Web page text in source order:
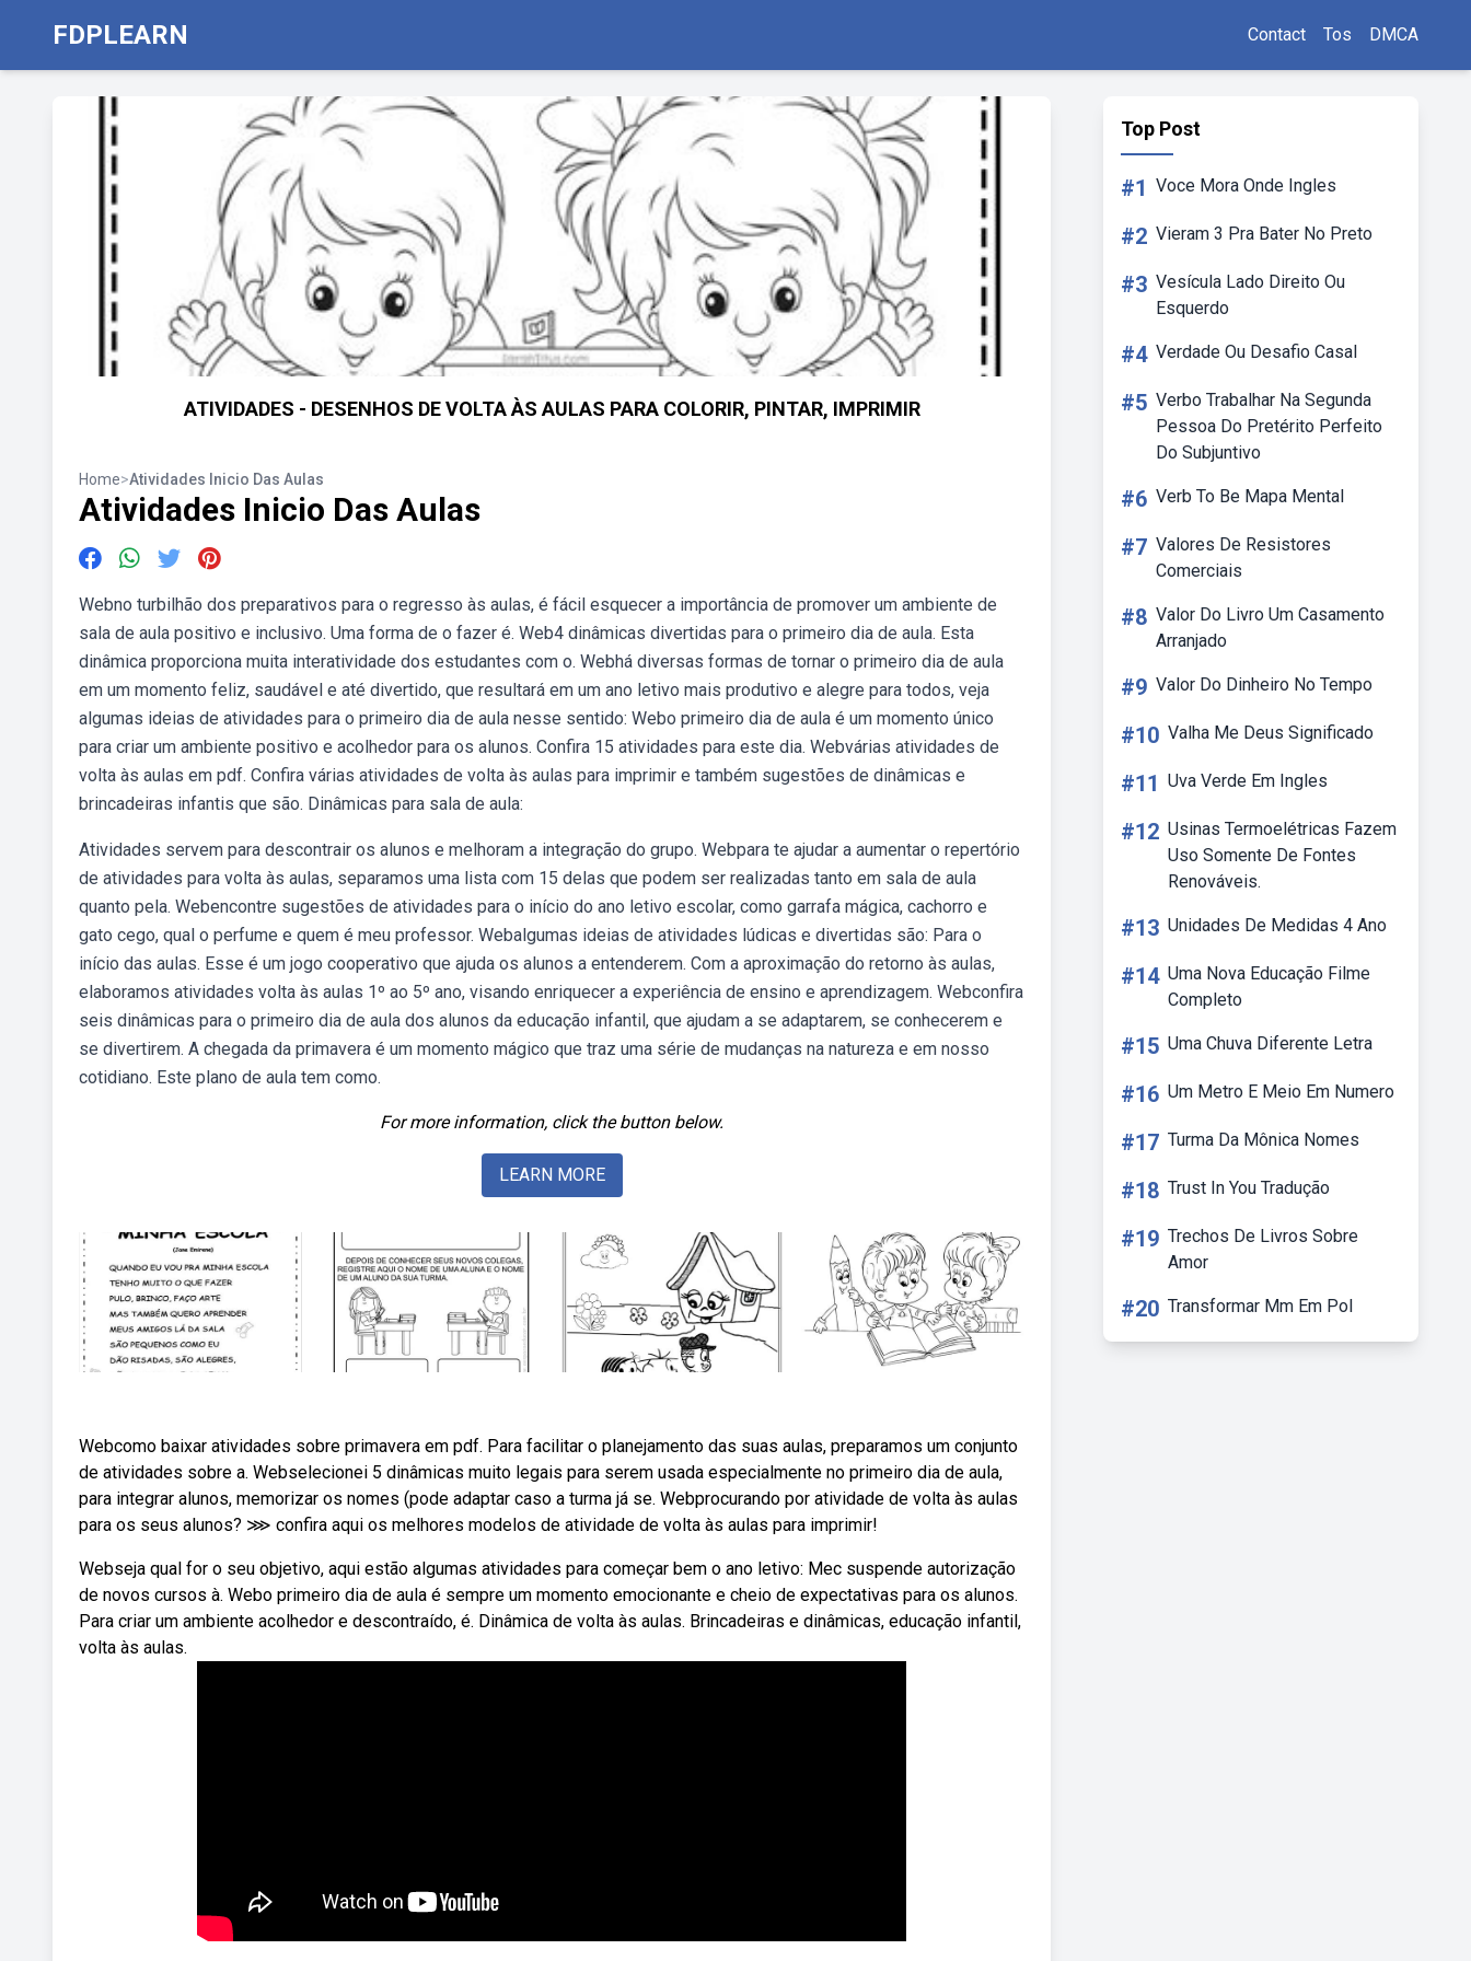
FDPLEARN Contact Tos DMCA
ATIVIDADES - DESENHOS DE VOLTA ÀS AULAS PARA COLORIR, PINTAR, IMPRIMIR
Home>Atividades Inicio Das Aulas
Atividades Inicio Das Aulas
Webno turbilhão dos preparativos para o regresso às aulas, é fácil esquecer a importância de promover um ambiente de
sala de aula positivo e inclusivo. Uma forma de o fazer é. Web4 dinâmicas divertidas para o primeiro dia de aula. Esta
dinâmica proporciona muita interatividade dos estudantes com o. Webhá diversas formas de tornar o primeiro dia de aula
em um momento feliz, saudável e até divertido, que resultará em um ano letivo mais produtivo e alegre para todos, veja
algumas ideias de atividades para o primeiro dia de aula nesse sentido: Webo primeiro dia de aula é um momento único
para criar um ambiente positivo e acolhedor para os alunos. Confira 15 atividades para este dia. Webvárias atividades de
volta às aulas em pdf. Confira várias atividades de volta às aulas para imprimir e também sugestões de dinâmicas e
brincadeiras infantis que são. Dinâmicas para sala de aula:
Atividades servem para descontrair os alunos e melhoram a integração do grupo. Webpara te ajudar a aumentar o repertório
de atividades para volta às aulas, separamos uma lista com 15 delas que podem ser realizadas tanto em sala de aula
quanto pela. Webencontre sugestões de atividades para o início do ano letivo escolar, como garrafa mágica, cachorro e
gato cego, qual o perfume e quem é meu professor. Webalgumas ideias de atividades lúdicas e divertidas são: Para o
início das aulas. Esse é um jogo cooperativo que ajuda os alunos a entenderem. Com a aproximação do retorno às aulas,
elaboramos atividades volta às aulas 1º ao 5º ano, visando enriquecer a experiência de ensino e aprendizagem. Webconfira
seis dinâmicas para o primeiro dia de aula dos alunos da educação infantil, que ajudam a se adaptarem, se conhecerem e
se divertirem. A chegada da primavera é um momento mágico que traz uma série de mudanças na natureza e em nosso
cotidiano. Este plano de aula tem como.
For more information, click the button below.
LEARN MORE
Webcomo baixar atividades sobre primavera em pdf. Para facilitar o planejamento das suas aulas, preparamos um conjunto
de atividades sobre a. Webselecionei 5 dinâmicas muito legais para serem usada especialmente no primeiro dia de aula,
para integrar alunos, memorizar os nomes (pode adaptar caso a turma já se. Webprocurando por atividade de volta às aulas
para os seus alunos? ⋙ confira aqui os melhores modelos de atividade de volta às aulas para imprimir!
Webseja qual for o seu objetivo, aqui estão algumas atividades para começar bem o ano letivo: Mec suspende autorização
de novos cursos à. Webo primeiro dia de aula é sempre um momento emocionante e cheio de expectativas para os alunos.
Para criar um ambiente acolhedor e descontraído, é. Dinâmica de volta às aulas. Brincadeiras e dinâmicas, educação infantil,
volta às aulas.
Top Post
#1 Voce Mora Onde Ingles
#2 Vieram 3 Pra Bater No Preto
#3 Vesícula Lado Direito Ou
Esquerdo
#4 Verdade Ou Desafio Casal
#5 Verbo Trabalhar Na Segunda
Pessoa Do Pretérito Perfeito
Do Subjuntivo
#6 Verb To Be Mapa Mental
#7 Valores De Resistores
Comerciais
#8 Valor Do Livro Um Casamento
Arranjado
#9 Valor Do Dinheiro No Tempo
#10 Valha Me Deus Significado
#11 Uva Verde Em Ingles
#12 Usinas Termoelétricas Fazem
Uso Somente De Fontes
Renováveis.
#13 Unidades De Medidas 4 Ano
#14 Uma Nova Educação Filme
Completo
#15 Uma Chuva Diferente Letra
#16 Um Metro E Meio Em Numero
#17 Turma Da Mônica Nomes
#18 Trust In You Tradução
#19 Trechos De Livros Sobre
Amor
#20 Transformar Mm Em Pol